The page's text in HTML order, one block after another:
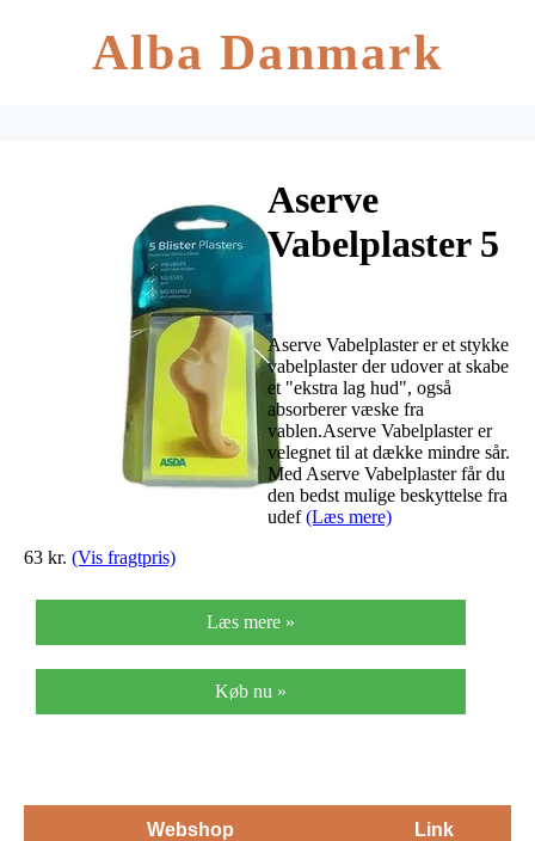
Alba Danmark
Aserve
Vabelplaster 5
stk. pakning
6,9 cm x 4,2
cm
Aserve Vabelplaster er et stykke
vabelplaster der udover at skabe
et "ekstra lag hud", også
absorberer væske fra
vablen.Aserve Vabelplaster er
velegnet til at dække mindre sår.
Med Aserve Vabelplaster får du
den bedst mulige beskyttelse fra
udef(Læs mere)
63 kr. (Vis fragtpris)
Læs mere »
Køb nu »
Webshop Link